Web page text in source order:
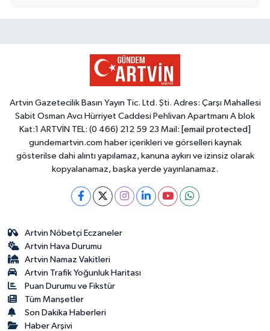
Artvin Gazetecilik Basın Yayın Tic. Ltd. Şti. Adres: Çarşı Mahallesi
Sabit Osman Avcı Hürriyet Caddesi Pehlivan Apartmanı A blok
Kat:1 ARTVİN TEL: (0 466) 212 59 23 Mail: [email protected]
gundemartvin.com haber içerikleri ve görselleri kaynak
gösterilse dahi alıntı yapılamaz, kanuna aykırı ve izinsiz olarak
kopyalanamaz, başka yerde yayınlanamaz.
Artvin Nöbetçi Eczaneler
Artvin Hava Durumu
Artvin Namaz Vakitleri
Artvin Trafik Yoğunluk Haritası
Puan Durumu ve Fikstür
Tüm Manşetler
Son Dakika Haberleri
Haber Arşivi